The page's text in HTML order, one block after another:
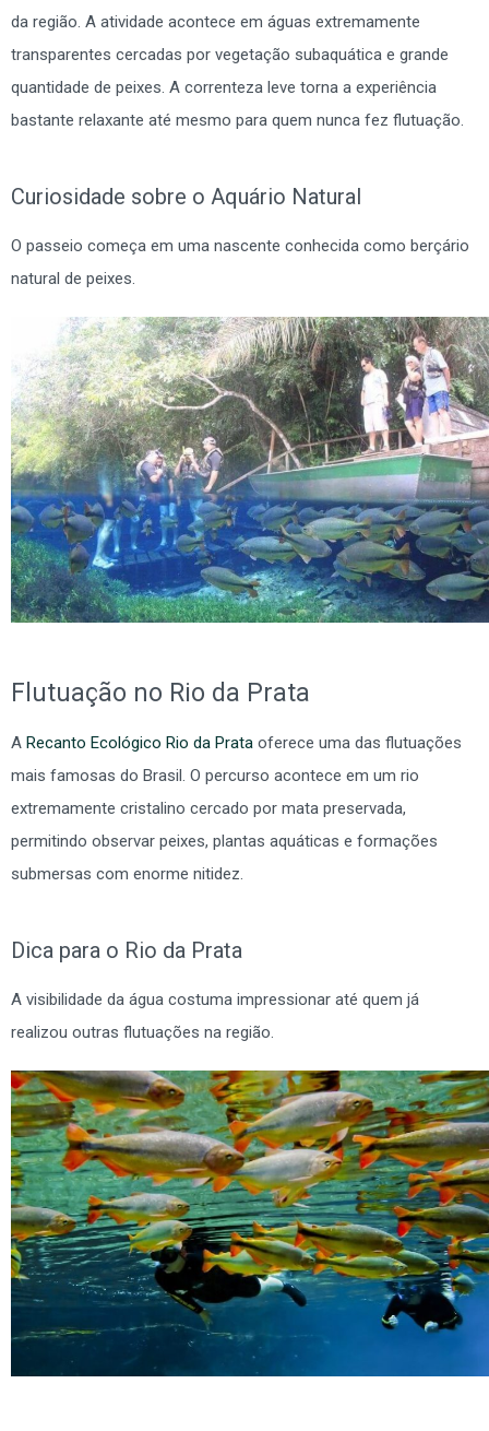
da região. A atividade acontece em águas extremamente
transparentes cercadas por vegetação subaquática e grande
quantidade de peixes. A correnteza leve torna a experiência
bastante relaxante até mesmo para quem nunca fez flutuação.
Curiosidade sobre o Aquário Natural
O passeio começa em uma nascente conhecida como berçário
natural de peixes.
Flutuação no Rio da Prata
A Recanto Ecológico Rio da Prata oferece uma das flutuações
mais famosas do Brasil. O percurso acontece em um rio
extremamente cristalino cercado por mata preservada,
permitindo observar peixes, plantas aquáticas e formações
submersas com enorme nitidez.
Dica para o Rio da Prata
A visibilidade da água costuma impressionar até quem já
realizou outras flutuações na região.